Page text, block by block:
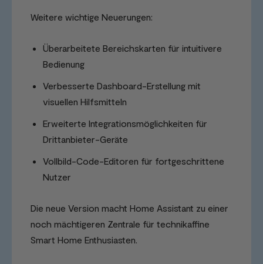
Weitere wichtige Neuerungen:
Überarbeitete Bereichskarten für intuitivere
Bedienung
Verbesserte Dashboard-Erstellung mit
visuellen Hilfsmitteln
Erweiterte Integrationsmöglichkeiten für
Drittanbieter-Geräte
Vollbild-Code-Editoren für fortgeschrittene
Nutzer
Die neue Version macht Home Assistant zu einer
noch mächtigeren Zentrale für technikaffine
Smart Home Enthusiasten.